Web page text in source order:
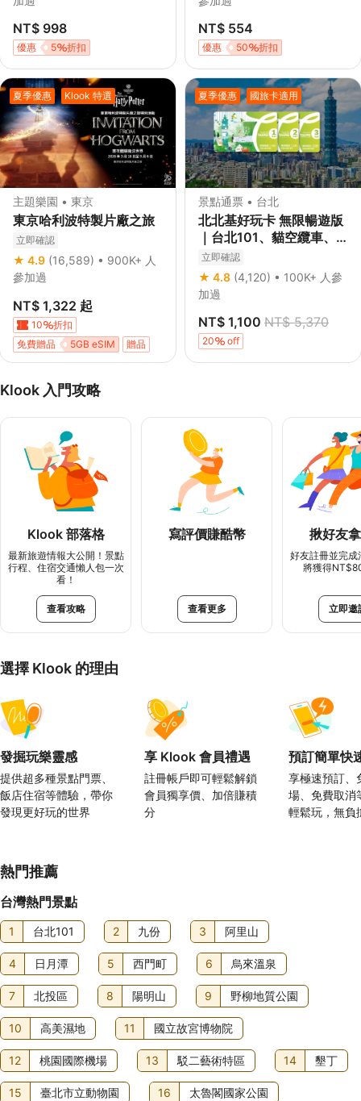
NT$ 998
5 折扣
優惠
NT$ 554
50 折扣
優惠
夏季優惠 Klook 特選
主題樂園 • 東京
東京哈利波特製片廠之旅
立即確認
★ 4.9 (16,589) • 900K+ 人
參加過
NT$ 1,322 起
10
折扣
5GB eSIM
免費贈品 贈品
夏季優惠 國旅卡適用
景點通票 • 台北
北北基好玩卡 無限暢遊版
｜台北101、貓空纜車、
動物園、九份(十分)、野
柳 含免費交通體驗
立即確認
★ 4.8 (4,120) • 100K+ 人參
加過
NT$ 1,100 NT$ 5,370
20 off
Klook 入門攻略
Klook 部落格
最新旅遊情報大公開！景點
行程、住宿交通懶人包一次
看！
查看攻略
寫評價賺酷幣
查看更多
揪好友
好友註冊並完成
將獲得
立即邀
選擇 Klook 的理由
發掘玩樂靈感
提供超多種景點門票、
飯店住宿等體驗，帶你
發現更好玩的世界
享 Klook 會員禮遇
註冊帳戶即可輕鬆解鎖
會員獨享價、加倍賺積
分
預訂簡單快
享極速預訂、
場、免費取消
輕鬆玩，無負
熱門推薦
台灣熱門景點
1 台北101 2 九份 3 阿里山
4 日月潭 5 西門町 6 烏來溫泉
7 北投區 8 陽明山 9 野柳地質公園
10 高美濕地 11 國立故宮博物院
12 桃園國際機場 13 駁二藝術特區 14 墾丁
15 臺北市立動物園 16 太魯閣國家公園